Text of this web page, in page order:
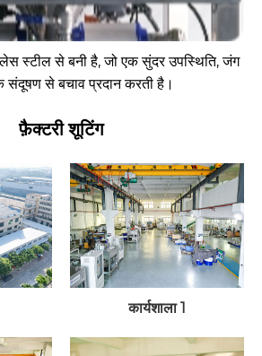
स्टील से बनी है, जो एक सुंदर उपस्थिति, जंग
संदूषण से बचाव प्रदान करती है।
फ़ैक्टरी शूटिंग
कार्यशाला 1